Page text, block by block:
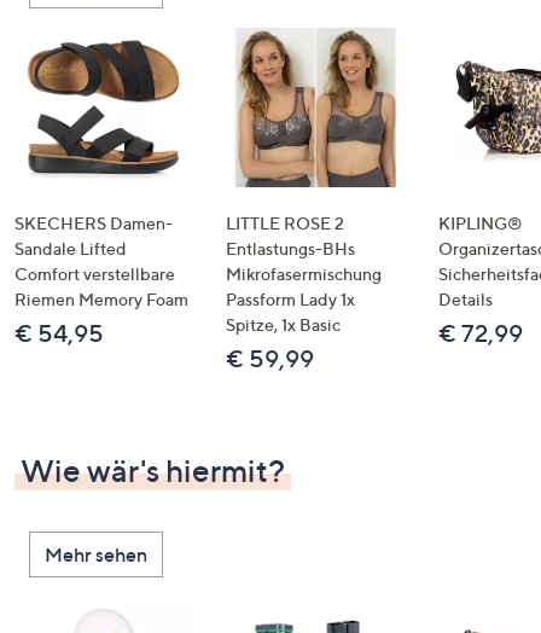
SKECHERS Damen-
Sandale Lifted
Comfort verstellbare
Riemen Memory Foam
€ 54,95
LITTLE ROSE 2
Entlastungs-BHs
Mikrofasermischung
Passform Lady 1x
Spitze, 1x Basic
€ 59,99
KIPLING®
Details
€ 72,99
Wie wär's hiermit?
Mehr sehen